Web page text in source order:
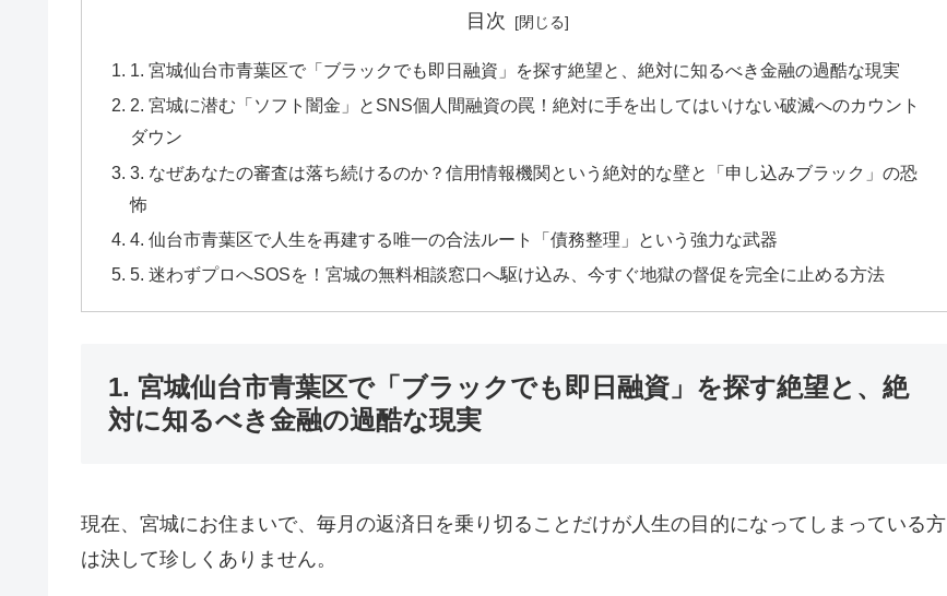
目次
1. 宮城仙台市青葉区で「ブラックでも即日融資」を探す絶望と、絶対に知るべき金融の過酷な現実
2. 宮城に潜む「ソフト闇金」とSNS個人間融資の罠！絶対に手を出してはいけない破滅へのカウント
ダウン
3. なぜあなたの審査は落ち続けるのか？信用情報機関という絶対的な壁と「申し込みブラック」の恐
怖
4. 仙台市青葉区で人生を再建する唯一の合法ルート「債務整理」という強力な武器
5. 迷わずプロへSOSを！宮城の無料相談窓口へ駆け込み、今すぐ地獄の督促を完全に止める方法
1. 宮城仙台市青葉区で「ブラックでも即日融資」を探す絶望と、絶
対に知るべき金融の過酷な現実
現在、宮城にお住まいで、毎月の返済日を乗り切ることだけが人生の目的になってしまっている方
は決して珍しくありません。